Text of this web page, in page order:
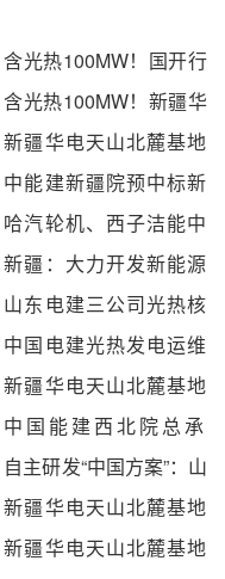
含光热100MW！国开行
支持华电天山北麓戈壁
基地610万千瓦新能源
项目
含光热100MW！新疆华
电天山北麓基地610万
千瓦新能源项目招标
新疆华电天山北麓基地
100MW光热发电工程汽
轮发电机组、蒸汽发生
器、聚光集热系统采购
中能建新疆院预中标新
疆华电天山北麓基地
100MW光热发电工程监
理服务
哈汽轮机、西子洁能中
标新疆华电天山北麓基
地100MW光热发电工程
EPC总承包项目主机设
备采购
新疆：大力开发新能源
战略不变、“以需定量”保
障新能源合理收益
山东电建三公司光热核
心产品——PCS3-SH
Gen.3定日镜顺利发布
中国电建光热发电运维
关键技术达国际先进水
平科技项目通过双验收
新疆华电天山北麓基地
100MW光热发电工程
EPC总承包项目冷热盐
泵、调温泵等采购
中国能建西北院总承
包，新疆华电天山北麓
100MW光热项目吸热塔
基础浇筑第一罐混凝土
自主研发“中国方案”：山
东电建三公司戈壁“铸”光
盾
新疆华电天山北麓基地
100MW光热发电工程
EPC总承包项目设备监
新疆华电天山北麓基地